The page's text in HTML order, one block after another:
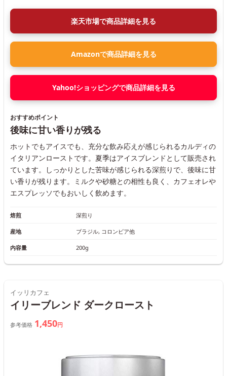
楽天市場で商品詳細を見る
Amazonで商品詳細を見る
Yahoo!ショッピングで商品詳細を見る
おすすめポイント
後味に甘い香りが残る
ホットでもアイスでも、充分な飲み応えが感じられるカルディの
イタリアンローストです。夏季はアイスブレンドとして販売され
ています。しっかりとした苦味が感じられる深煎りで、後味に甘
い香りが残ります。ミルクや砂糖との相性も良く、カフェオレや
エスプレッソでもおいしく飲めます。
焙煎 深煎り
産地 ブラジル, コロンビア他
内容量 200g
イッリカフェ
イリーブレンド ダークロースト
参考価格 1,450円